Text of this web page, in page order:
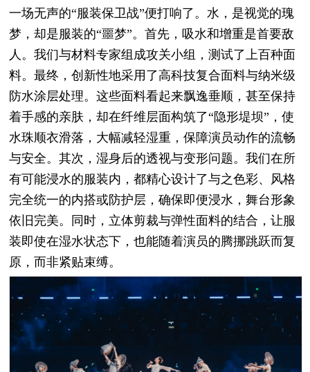
一场无声的“服装保卫战”便打响了。水，是视觉的瑰
梦，却是服装的“噩梦”。首先，吸水和增重是首要敌
人。我们与材料专家组成攻关小组，测试了上百种面
料。最终，创新性地采用了高科技复合面料与纳米级
防水涂层处理。这些面料看起来飘逸垂顺，甚至保持
着手感的亲肤，却在纤维层面构筑了“隐形堤坝”，使
水珠顺衣滑落，大幅减轻湿重，保障演员动作的流畅
与安全。其次，湿身后的透视与变形问题。我们在所
有可能浸水的服装内，都精心设计了与之色彩、风格
完全统一的内搭或防护层，确保即便浸水，舞台形象
依旧完美。同时，立体剪裁与弹性面料的结合，让服
装即使在湿水状态下，也能随着演员的腾挪跳跃而复
原，而非紧贴束缚。